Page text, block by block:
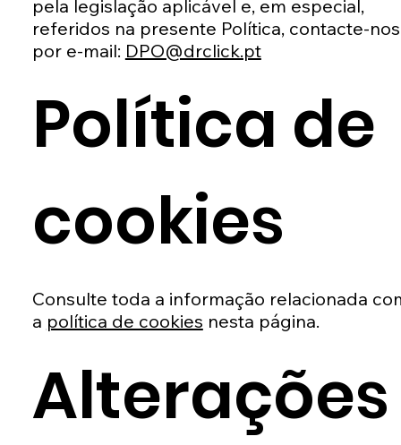
pela legislação aplicável e, em especial,
referidos na presente Política, contacte-nos
por e-mail: DPO@drclick.pt
Consulte toda a informação relacionada
a política de cookies nesta página.
Política de
cookies
Alterações